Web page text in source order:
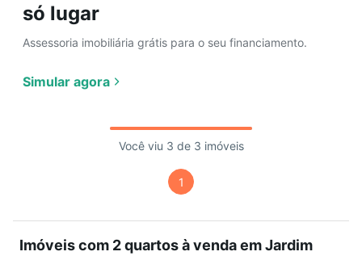
só lugar
Assessoria imobiliária grátis para o seu financiamento.
Simular agora
Você viu 3 de 3 imóveis
1
Imóveis com 2 quartos à venda em Jardim